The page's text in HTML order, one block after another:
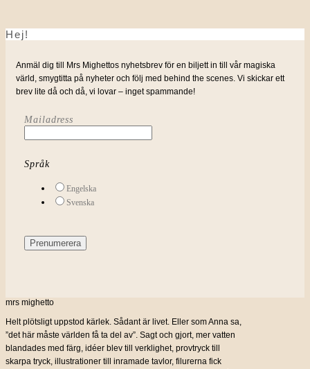
Hej!
Anmäl dig till Mrs Mighettos nyhetsbrev för en biljett in till vår magiska
värld, smygtitta på nyheter och följ med behind the scenes. Vi skickar ett
brev lite då och då, vi lovar – inget spammande!
Mailadress
Språk
Engelska
Svenska
mrs mighetto
Helt plötsligt uppstod kärlek. Sådant är livet. Eller som Anna sa,
”det här måste världen få ta del av”. Sagt och gjort, mer vatten
blandades med färg, idéer blev till verklighet, provtryck till
skarpa tryck, illustrationer till inramade tavlor, filurerna fick